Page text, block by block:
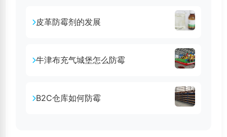
皮革防霉剂的发展
牛津布充气城堡怎么防霉
B2C仓库如何防霉